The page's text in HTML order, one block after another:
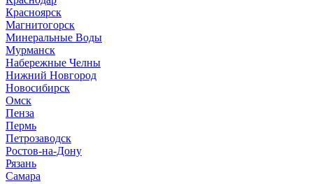
Красноярск
Магнитогорск
Минеральные Воды
Мурманск
Набережные Челны
Нижний Новгород
Новосибирск
Омск
Пенза
Пермь
Петрозаводск
Ростов-на-Дону
Рязань
Самара